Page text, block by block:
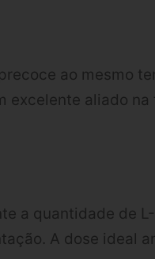
ao mesmo
excelente aliado na
a quantidade de
A dose ideal